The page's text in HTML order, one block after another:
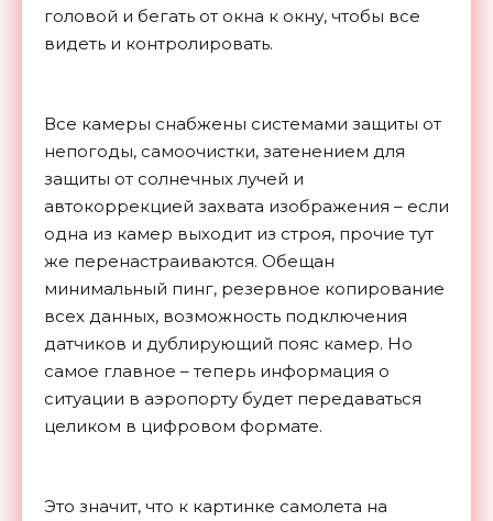
головой и бегать от окна к окну, чтобы все
видеть и контролировать.
Все камеры снабжены системами защиты от
непогоды, самоочистки, затенением для
защиты от солнечных лучей и
автокоррекцией захвата изображения – если
одна из камер выходит из строя, прочие тут
же перенастраиваются. Обещан
минимальный пинг, резервное копирование
всех данных, возможность подключения
датчиков и дублирующий пояс камер. Но
самое главное – теперь информация о
ситуации в аэропорту будет передаваться
целиком в цифровом формате.
Это значит, что к картинке самолета на